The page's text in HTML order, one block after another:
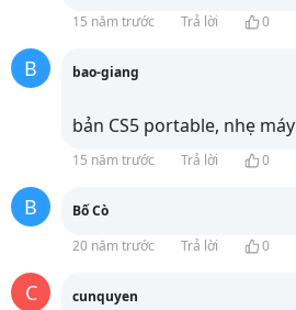
15 năm trước Trả lời 0
B bao-giang
bản CS5 portable, nhẹ máy
15 năm trước Trả lời 0
B
Bố Cò
20 năm trước
Trả lời 0
C cunquyen